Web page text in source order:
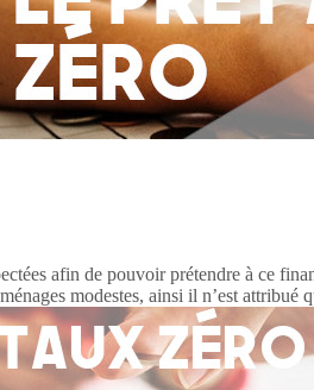
afin de pouvoir prétendre à ce
modestes, ainsi il n’est